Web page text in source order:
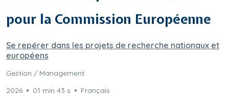
pour la Commission Européenne
Se repérer dans les projets de recherche nationaux et
européens
Gestion / Management
2026
01 min 43 s Français